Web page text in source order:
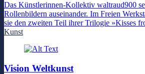
Das Künstlerinnen-Kollektiv waltraud900
Rollenbildern auseinander. Im Freien
sie den zweiten Teil ihrer Trilogie »Kisses
Kunst
Vision Weltkunst